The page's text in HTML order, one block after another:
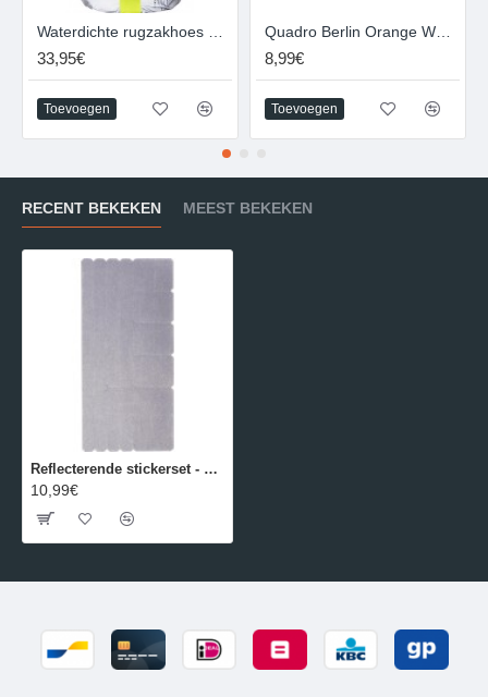
33,95€
Toevoegen
8,99€
Toevoegen
RECENT BEKEKEN MEEST BEKEKEN
Reflecterende stickerset - Zilver - Wowow
10,99€